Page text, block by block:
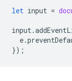
let input =
input.
e.
});